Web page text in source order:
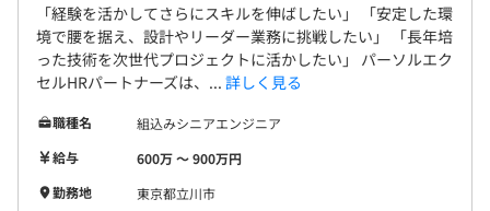
「経験を活かしてさらにスキルを伸ばしたい」 「安定した環
境で腰を据え、設計やリーダー業務に挑戦したい」 「長年培
った技術を次世代プロジェクトに活かしたい」 パーソルエク
セルHRパートナーズは、... 詳しく見る
職種名
組込みシニアエンジニア
給与
600万 〜 900万円
勤務地
東京都立川市